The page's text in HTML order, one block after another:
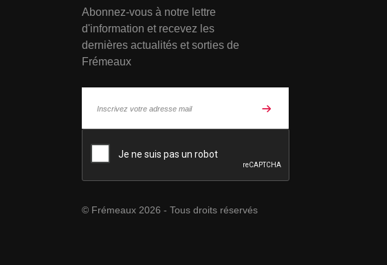
Abonnez-vous à notre lettre
d'information et recevez les
dernières actualités et sorties de
Frémeaux
© Frémeaux 2026 - Tous droits réservés